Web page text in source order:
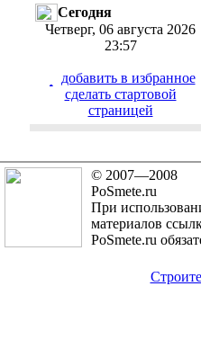
Сегодня
Четверг, 06 августа 2026
23:57
добавить в избранное
cделать стартовой
страницей
© 2007—2008
PoSmete.ru
При
материалов
PoSmete.ru